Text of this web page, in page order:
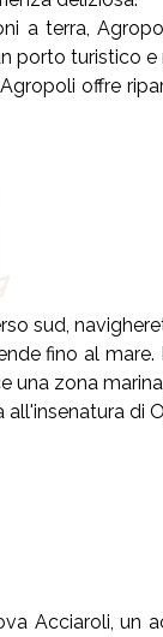
a terra,
porto turistico
offre
sud,
fino al
una zona
di
Acciaroli, un